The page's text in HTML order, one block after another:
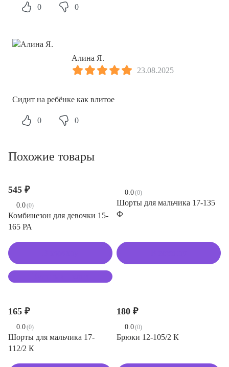
0 0
Алина Я.
23.08.2025
Сидит на ребёнке как влитое
0 0
Похожие товары
545 ₽
0.0(0)
Комбинезон для девочки 15-
165 РА
0.0(0)
Шорты для мальчика 17-135
Ф
165 ₽
0.0(0)
Шорты для мальчика 17-
112/2 К
180 ₽
0.0(0)
Брюки 12-105/2 К